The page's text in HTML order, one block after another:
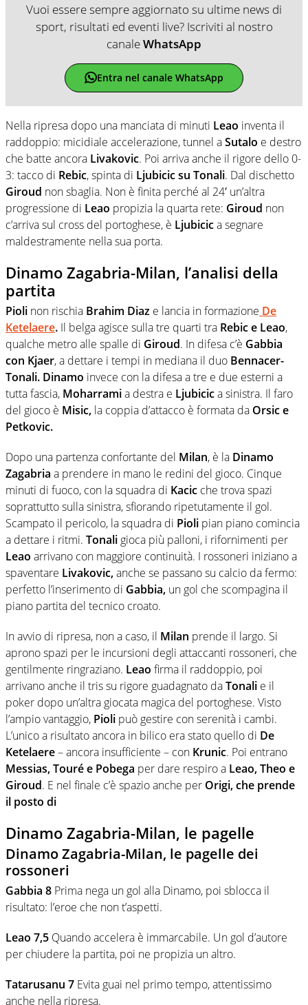
Vuoi essere sempre aggiornato su ultime news di
sport, risultati ed eventi live? Iscriviti al nostro
canaleWhatsApp
Entra nel canale WhatsApp
Nella ripresa dopo una manciata di minuti Leao inventa il
raddoppio: micidiale accelerazione, tunnel aSutalo e destro
che batte ancora Livakovic. Poi arriva anche il rigore dello 0-
3: tacco di Rebic, spinta di Ljubicic su Tonali. Dal dischetto
Giroud non sbaglia. Non è finita perché al 24′ un’altra
progressione di Leao propizia la quarta rete: Giroud non
c’arriva sul cross del portoghese, è Ljubicica segnare
maldestramente nella sua porta.
Dinamo Zagabria-Milan, l’analisi della
partita
Pioli non rischia Brahim Diaz e lancia in formazione De
Ketelaere. Il belga agisce sulla tre quarti tra Rebic e Leao,
qualche metro alle spalle di Giroud. In difesa c’è Gabbia
con Kjaer, a dettare i tempi in mediana il duo Bennacer-
Tonali. Dinamo invece con la difesa a tre e due esterni a
tutta fascia, Moharramia destra e Ljubicica sinistra. Il faro
del gioco è Misic, la coppia d’attacco è formata da Orsic e
Petkovic.
Dopo una partenza confortante del Milan, è la Dinamo
Zagabria a prendere in mano le redini del gioco. Cinque
minuti di fuoco, con la squadra di Kacic che trova spazi
soprattutto sulla sinistra, sfiorando ripetutamente il gol.
Scampato il pericolo, la squadra di Pioli pian piano comincia
a dettare i ritmi. Tonali gioca più palloni, i rifornimenti per
Leao arrivano con maggiore continuità. I rossoneri iniziano a
spaventare Livakovic,anche se passano su calcio da fermo:
perfetto l’inserimento di Gabbia, un gol che scompagina il
piano partita del tecnico croato.
In avvio di ripresa, non a caso, il Milan prende il largo. Si
aprono spazi per le incursioni degli attaccanti rossoneri, che
gentilmente ringraziano. Leao firma il raddoppio, poi
arrivano anche il tris su rigore guadagnato daTonali e il
poker dopo un’altra giocata magica del portoghese. Visto
l’ampio vantaggio, Pioli può gestire con serenità i cambi.
L’unico a risultato ancora in bilico era stato quello di De
Ketelaere– ancora insufficiente – con Krunic. Poi entrano
Messias, Touré e Pobega per dare respiro a Leao, Theo e
Giroud. E nel finale c’è spazio anche per Origi, che prende
il posto di
Dinamo Zagabria-Milan, le pagelle
Dinamo Zagabria-Milan, le pagelle dei
rossoneri
Gabbia 8 Prima nega un gol alla Dinamo, poi sblocca il
risultato: l’eroe che non t’aspetti.
Leao 7,5 Quando accelera è immarcabile. Un gol d’autore
per chiudere la partita, poi ne propizia un altro.
Tatarusanu 7 Evita guai nel primo tempo, attentissimo
anche nella ripresa.